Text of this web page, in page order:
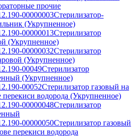
прочие
00000003Стерилизатор-
(Укрупненное)
00000013Стерилизатор
(Укрупненное)
00000032Стерилизатор
(Укрупненное)
00049Стерилизатор
(Укрупненное)
00052Стерилизатор газовый на
перекиси водорода (Укрупненное)
00000048Стерилизатор
00000050Стерилизатор газовый
перекиси водорода